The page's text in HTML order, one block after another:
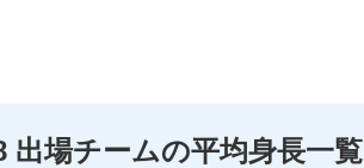
出場チームの平均身長一覧